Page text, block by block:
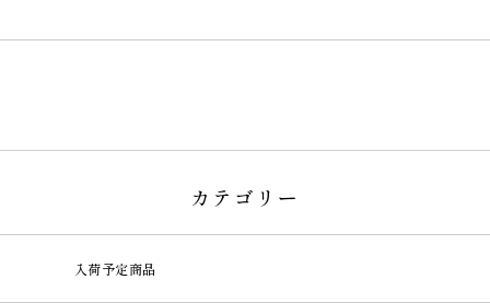
カテゴリー
入荷予定商品